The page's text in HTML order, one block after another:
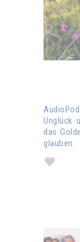
Unglück
das
glauben.